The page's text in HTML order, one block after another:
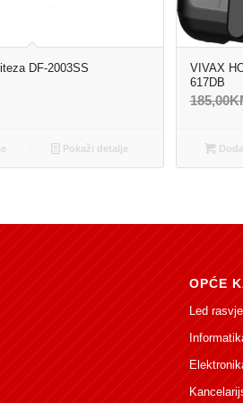
DF-2003SS
Pokaži detalje
VIVAX
617DB
185,00
OPĆE
Led